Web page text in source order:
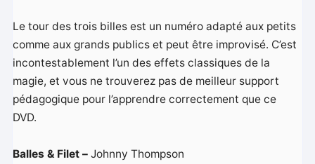
Le tour des trois billes est un numéro adapté aux petits
comme aux grands publics et peut être improvisé. C’est
incontestablement l’un des effets classiques de la
magie, et vous ne trouverez pas de meilleur support
pédagogique pour l’apprendre correctement que ce
DVD.
Balles & Filet – Johnny Thompson